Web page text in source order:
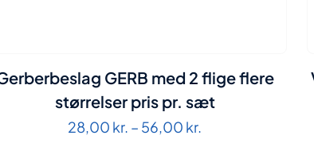
GERB med 2 flige flere
størrelser pris pr. sæt
28,00 kr. – 56,00 kr.